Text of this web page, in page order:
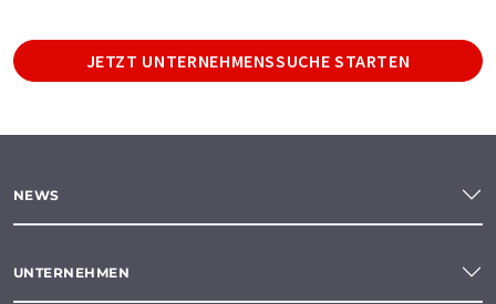
JETZT UNTERNEHMENSSUCHE STARTEN
NEWS
UNTERNEHMEN